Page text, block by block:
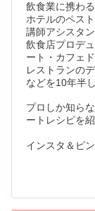
飲食業に携わ
ホテルのペス
講師アシスタ
飲食店プロデ
ート・カフェ
レストランの
などを10年半
プロしか知ら
ートレシピを
インスタ＆ピ